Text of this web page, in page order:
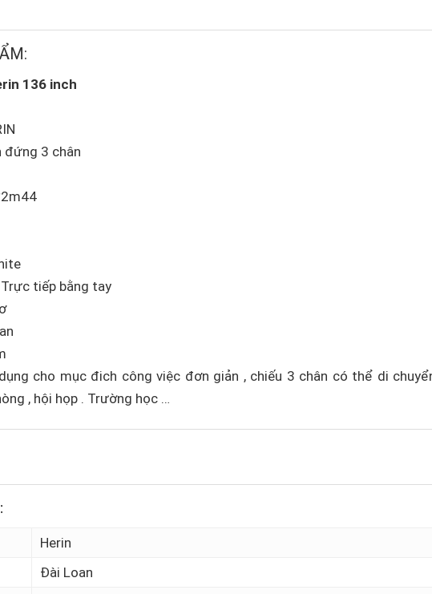
136 inch
3 chân
tiếp bằng tay
cho mục đich công việc đơn giản , chiếu 3 chân có thể di
, hội họp . Trường học …
Herin
Đài Loan